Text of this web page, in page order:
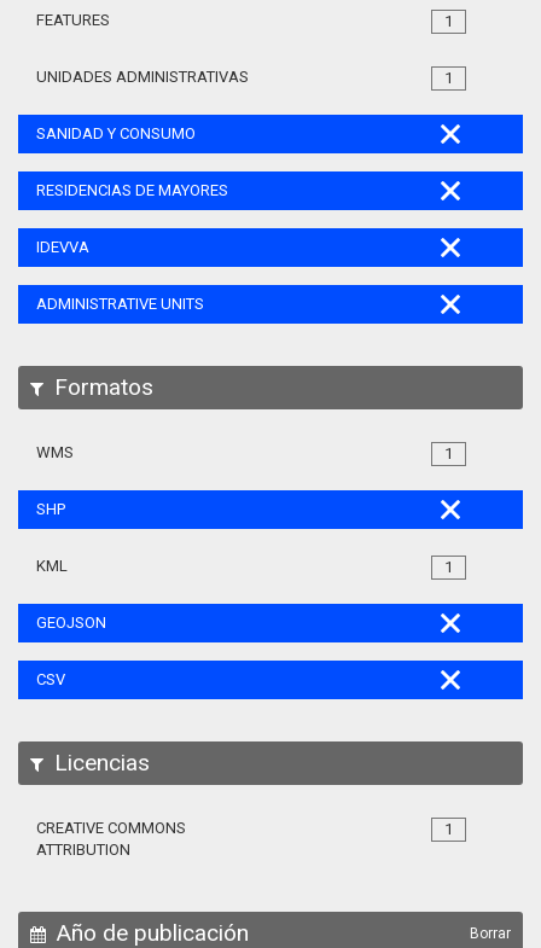
1
FEATURES
1
UNIDADES ADMINISTRATIVAS
SANIDAD Y CONSUMO
RESIDENCIAS DE MAYORES
IDEVVA
ADMINISTRATIVE UNITS
Formatos
1
WMS
SHP
1
KML
GEOJSON
CSV
Licencias
1
CREATIVE COMMONS
ATTRIBUTION
Año de publicación Borrar